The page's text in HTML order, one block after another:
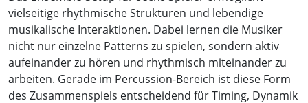
vielseitige rhythmische Strukturen und lebendige
musikalische Interaktionen. Dabei lernen die Musiker
nicht nur einzelne Patterns zu spielen, sondern aktiv
aufeinander zu hören und rhythmisch miteinander zu
arbeiten. Gerade im Percussion-Bereich ist diese Form
des Zusammenspiels entscheidend für Timing, Dynamik